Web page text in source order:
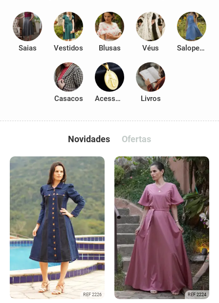
Saias Vestidos Blusas Véus Salopetes
Casacos Acessórios Livros
Novidades Ofertas
REF 2226 REF 2224